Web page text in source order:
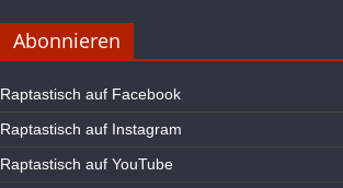
Abonnieren
Raptastisch auf Facebook
Raptastisch auf Instagram
Raptastisch auf YouTube